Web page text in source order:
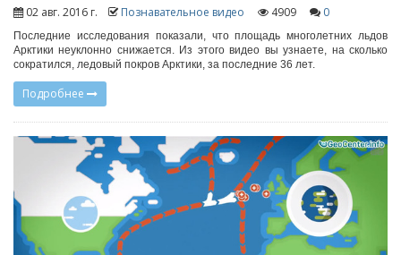
02 авг. 2016 г. Познавательное видео 4909 0
Последние исследования показали, что площадь многолетних льдов
Арктики неуклонно снижается. Из этого видео вы узнаете, на сколько
сократился, ледовый покров Арктики, за последние 36 лет.
Подробнее